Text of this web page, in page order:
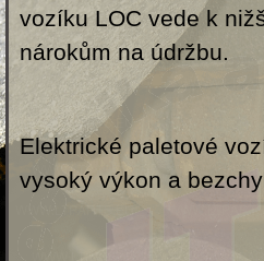
vozíku LOC vede k
nárokům na údržbu.
Elektrické paletové
vysoký výkon a